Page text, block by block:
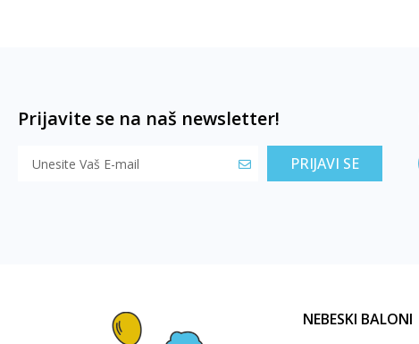
Prijavite se na naš newsletter!
PRIJAVI SE
NEBESKI BALONI